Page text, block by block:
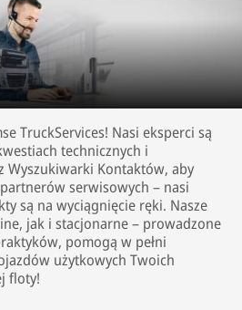
TruckServices! Nasi eksperci są
technicznych i
Wyszukiwarki Kontaktów, aby
serwisowych – nasi
są na wyciągnięcie ręki. Nasze
jak i stacjonarne – prowadzone
pomogą w pełni
użytkowych Twoich
floty!